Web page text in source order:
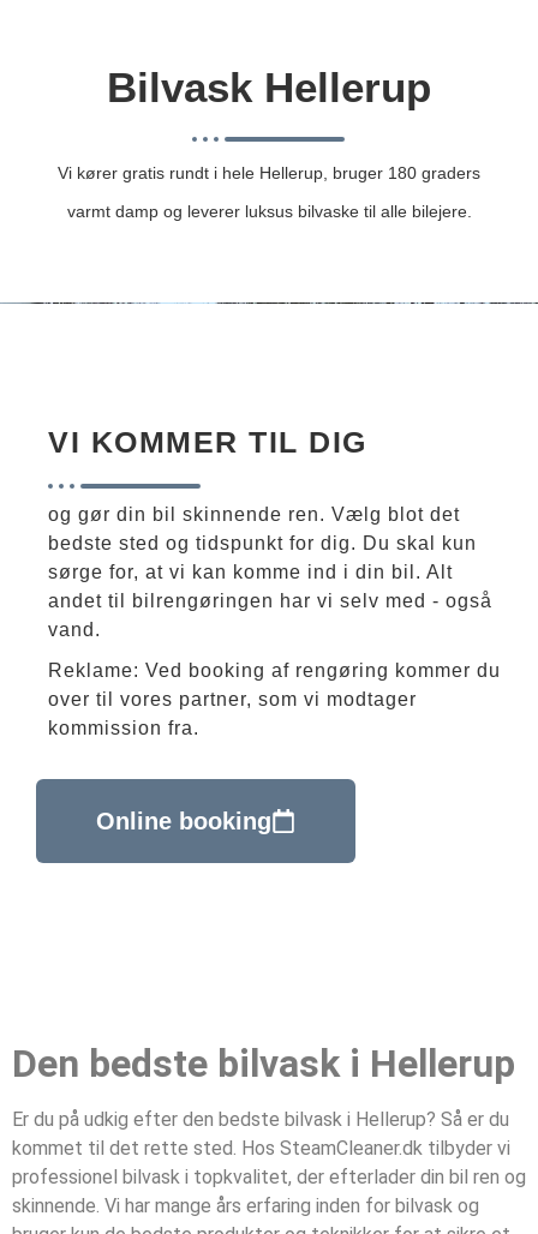
Bilvask Hellerup
Vi kører gratis rundt i hele Hellerup, bruger 180 graders
varmt damp og leverer luksus bilvaske til alle bilejere.
VI KOMMER TIL DIG
og gør din bil skinnende ren. Vælg blot det
bedste sted og tidspunkt for dig. Du skal kun
sørge for, at vi kan komme ind i din bil. Alt
andet til bilrengøringen har vi selv med - også
vand.
Reklame: Ved booking af rengøring kommer du
over til vores partner, som vi modtager
kommission fra.
Online booking
Den bedste bilvask i Hellerup
Er du på udkig efter den bedste bilvask i Hellerup? Så er du
kommet til det rette sted. Hos SteamCleaner.dk tilbyder vi
professionel bilvask i topkvalitet, der efterlader din bil ren og
skinnende. Vi har mange års erfaring inden for bilvask og